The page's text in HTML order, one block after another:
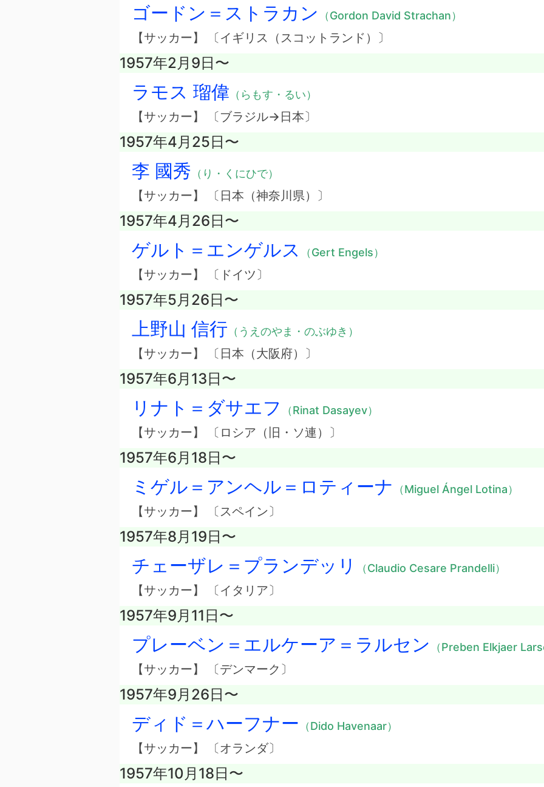
ゴードン＝ストラカン （Gordon David Strachan）
【サッカー】 〔イギリス（スコットランド）〕
1957年2月9日〜
ラモス 瑠偉 （らもす・るい）
【サッカー】 〔ブラジル→日本〕
1957年4月25日〜
李 國秀 （り・くにひで）
【サッカー】 〔日本（神奈川県）〕
1957年4月26日〜
ゲルト＝エンゲルス （Gert Engels）
【サッカー】 〔ドイツ〕
1957年5月26日〜
上野山 信行 （うえのやま・のぶゆき）
【サッカー】 〔日本（大阪府）〕
1957年6月13日〜
リナト＝ダサエフ （Rinat Dasayev）
【サッカー】 〔ロシア（旧・ソ連）〕
1957年6月18日〜
ミゲル＝アンヘル＝ロティーナ （Miguel Ángel Lotina）
【サッカー】 〔スペイン〕
1957年8月19日〜
チェーザレ＝プランデッリ （Claudio Cesare Prandelli）
【サッカー】 〔イタリア〕
1957年9月11日〜
プレーベン＝エルケーア＝ラルセン （Preben Elkjaer
【サッカー】 〔デンマーク〕
1957年9月26日〜
ディド＝ハーフナー （Dido Havenaar）
【サッカー】 〔オランダ〕
1957年10月18日〜